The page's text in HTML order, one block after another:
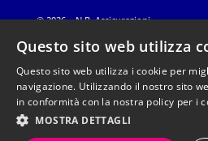
© 2026 – N.B. Assicurazioni
Inviando un messaggio tramite WhatsApp,
nostra <a href="/privacy-policy/"
weight:700;">Privacy Policy</a>. Il sito ha
Questo sito web utilizza
Questo sito web utilizza i cookie per
navigazione. Utilizzando il nostro sito
in conformità con la nostra policy per i
MOSTRA DETTAGLI